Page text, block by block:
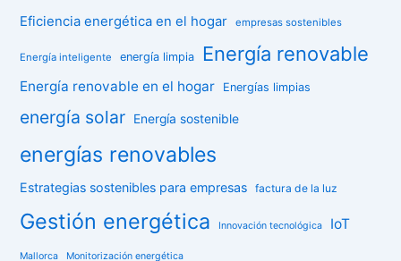
Eficiencia energética en el hogar empresas sostenibles
Energía inteligente energía limpia Energía renovable
Energía renovable en el hogar Energías limpias
energía solar Energía sostenible
energías renovables
Estrategias sostenibles para empresas factura de la luz
Gestión energética Innovación tecnológica IoT
Mallorca Monitorización energética